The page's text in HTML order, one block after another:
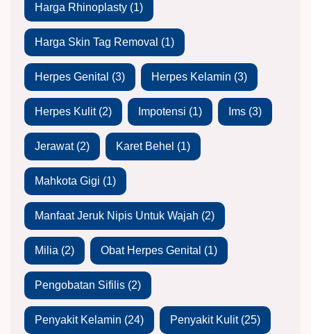
Harga Rhinoplasty (1)
Harga Skin Tag Removal (1)
Herpes Genital (3) Herpes Kelamin (3)
Herpes Kulit(2) Impotensi (1) Ims (3)
Jerawat(2) Karet Behel (1)
Mahkota Gigi (1)
Manfaat Jeruk Nipis Untuk Wajah (2)
Milia (2) Obat Herpes Genital (1)
Pengobatan Sifilis (2)
Penyakit Kelamin (24) Penyakit Kulit(25)